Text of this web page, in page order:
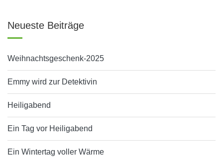
Neueste Beiträge
Weihnachtsgeschenk-2025
Emmy wird zur Detektivin
Heiligabend
Ein Tag vor Heiligabend
Ein Wintertag voller Wärme